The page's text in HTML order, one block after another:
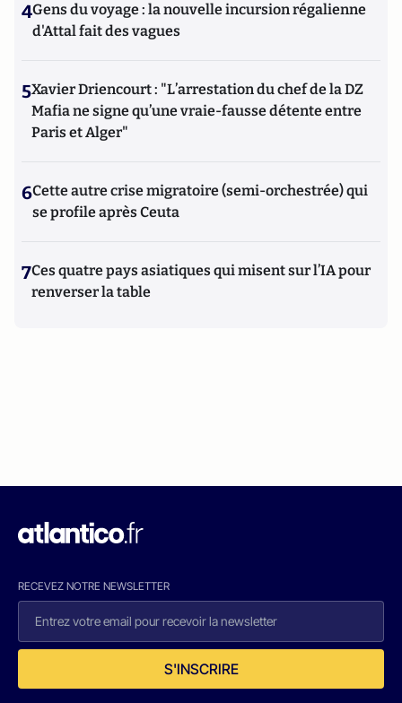
4Gens du voyage : la nouvelle incursion régalienne
d'Attal fait des vagues
5Xavier Driencourt : "L’arrestation du chef de la DZ
Mafia ne signe qu’une vraie-fausse détente entre
Paris et Alger"
6Cette autre crise migratoire (semi-orchestrée) qui
se profile après Ceuta
7Ces quatre pays asiatiques qui misent sur l’IA pour
renverser la table
RECEVEZ NOTRE NEWSLETTER
S'INSCRIRE